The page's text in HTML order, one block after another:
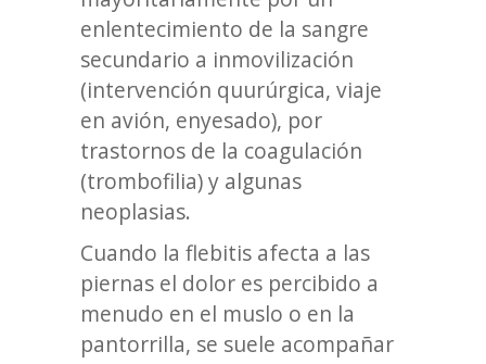
enlentecimiento de la sangre
secundario a inmovilización
(intervención quurúrgica, viaje
en avión, enyesado), por
trastornos de la coagulación
(trombofilia) y algunas
neoplasias.
Cuando la flebitis afecta a las
piernas el dolor es percibido a
menudo en el muslo o en la
pantorrilla, se suele acompañar